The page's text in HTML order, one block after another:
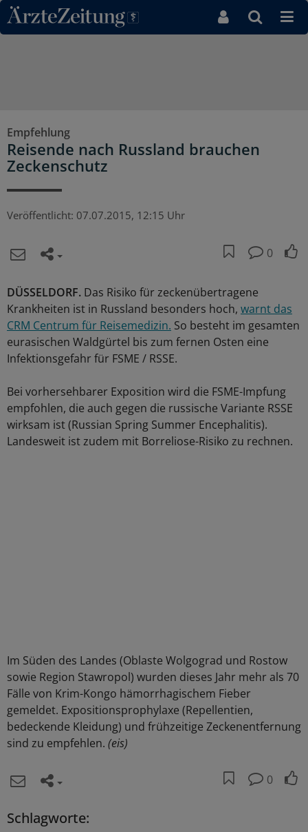
Direkt zum Inhaltsbereich
Empfehlung
Reisende nach Russland brauchen
Zeckenschutz
Veröffentlicht: 07.07.2015, 12:15 Uhr
0
DÜSSELDORF. Das Risiko für zeckenübertragene
Krankheiten ist in Russland besonders hoch, warnt das
CRM Centrum für Reisemedizin. So besteht im gesamten
eurasischen Waldgürtel bis zum fernen Osten eine
Infektionsgefahr für FSME / RSSE.
Bei vorhersehbarer Exposition wird die FSME-Impfung
empfohlen, die auch gegen die russische Variante RSSE
wirksam ist (Russian Spring Summer Encephalitis).
Landesweit ist zudem mit Borreliose-Risiko zu rechnen.
Im Süden des Landes (Oblaste Wolgograd und Rostow
sowie Region Stawropol) wurden dieses Jahr mehr als 70
Fälle von Krim-Kongo hämorrhagischem Fieber
gemeldet. Expositionsprophylaxe (Repellentien,
bedeckende Kleidung) und frühzeitige Zeckenentfernung
sind zu empfehlen. (eis)
0
Schlagworte: